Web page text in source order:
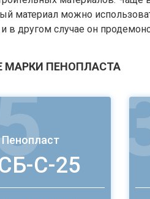
материал можно
в другом случае он
МАРКИ ПЕНОПЛАСТА
Пенопласт
С-25